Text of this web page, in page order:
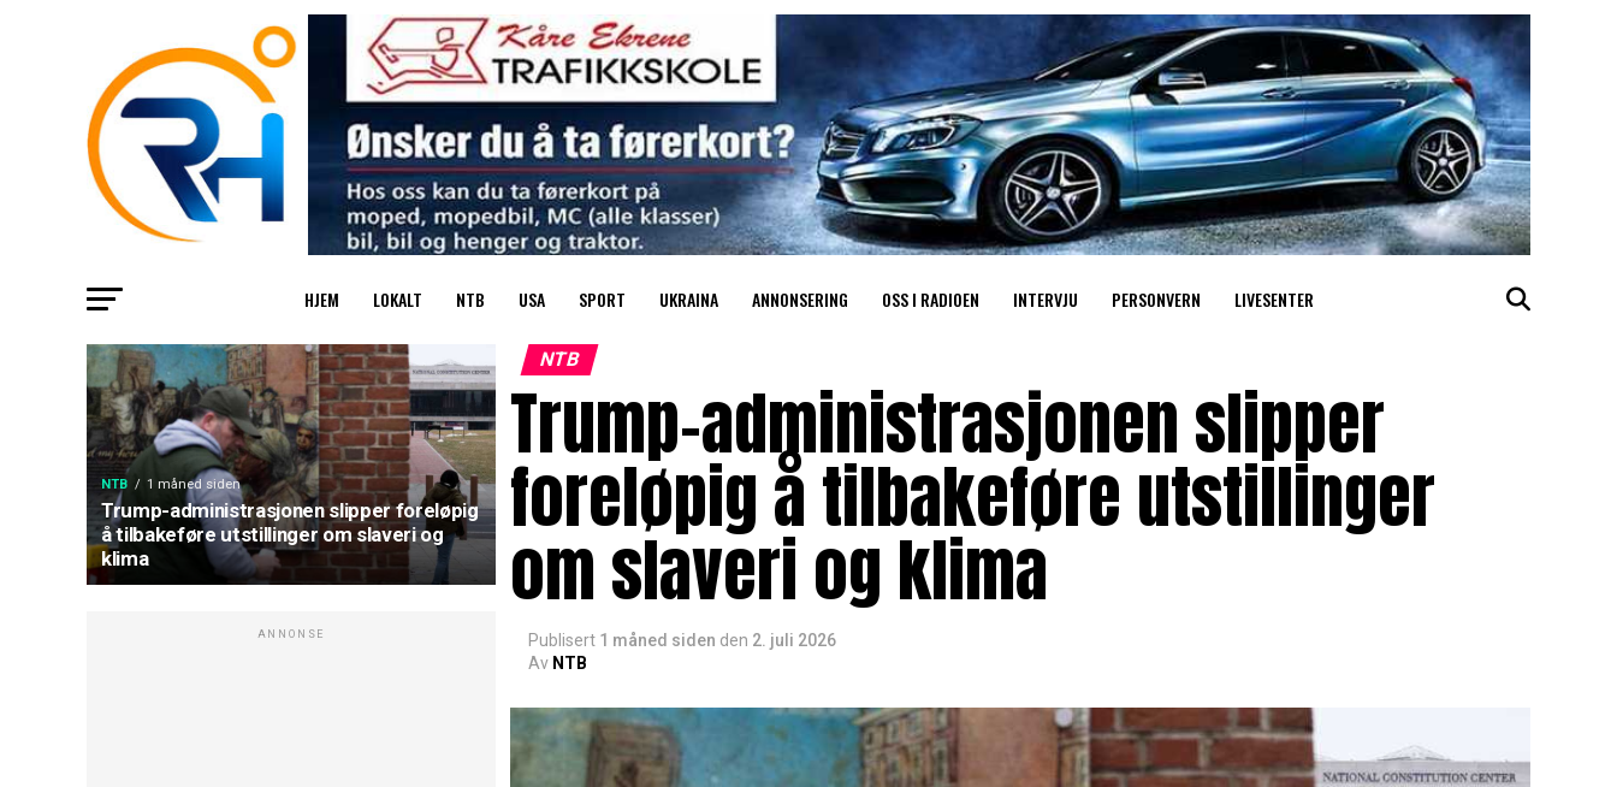
HJEM LOKALT NTB USA SPORT UKRAINA ANNONSERING OSS I RADIOEN INTERVJU PERSONVERN LIVESENTER
NTB 1 måned siden
Trump-administrasjonen slipper foreløpig
å tilbakeføre utstillinger om slaveri og
klima
ANNONSE
NTB
Trump-administrasjonen slipper
foreløpig å tilbakeføre utstillinger
om slaveri og klima
Publisert 1 måned siden den 2. juli 2026
Av NTB